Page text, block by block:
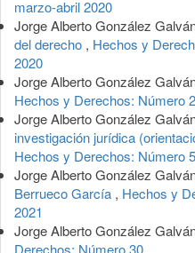
marzo-abril 2020
Jorge Alberto González
del derecho , Hechos y
2020
Jorge Alberto González
Hechos y Derechos: Número
Jorge Alberto González
investigación jurídica
Hechos y Derechos: Número
Jorge Alberto González
Berrueco García , Hechos y
2021
Jorge Alberto González
Derechos: Número 30